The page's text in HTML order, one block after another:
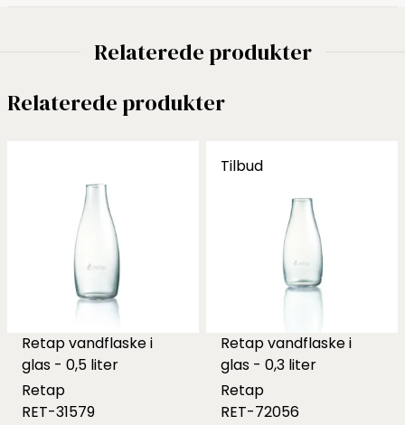
Relaterede produkter
Relaterede produkter
Retap vandflaske i
glas - 0,5 liter
Retap
RET-31579
Tilbud
Retap vandflaske i
glas - 0,3 liter
Retap
RET-72056